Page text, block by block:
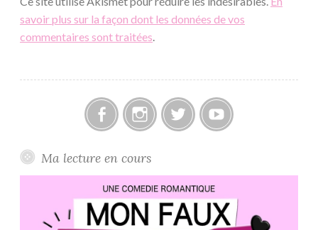
savoir plus sur la façon dont les données de vos
commentaires sont traitées.
Ma lecture en cours